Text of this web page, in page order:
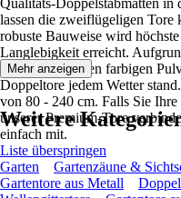
Qualitäts-Doppelstabmatten in
lassen die zweiflügeligen
robuste Bauweise wird
Langlebigkeit erreicht.
einer zusätzlichen farbigen
Doppeltore jedem Wetter
von 80 - 240 cm. Falls Sie Ihre
unserer Premium-Tore
einfach mit.
Mehr anzeigen
Weitere
Liste überspringen
Garten
Gartenzäune &
Gartentore aus Metall